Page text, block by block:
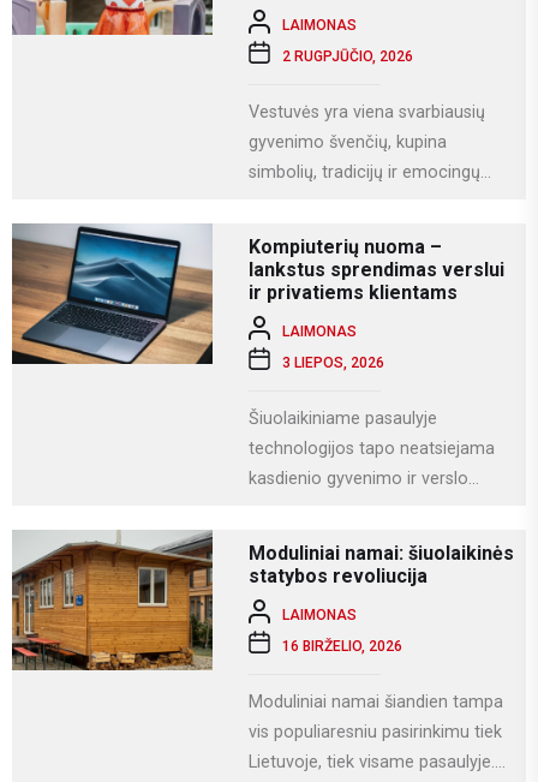
LAIMONAS
2 RUGPJŪČIO, 2026
Vestuvės yra viena svarbiausių
gyvenimo švenčių, kupina
simbolių, tradicijų ir emocingų
vestuvių...
Kompiuterių nuoma –
lankstus sprendimas verslui
ir privatiems klientams
LAIMONAS
3 LIEPOS, 2026
Šiuolaikiniame pasaulyje
technologijos tapo neatsiejama
kasdienio gyvenimo ir verslo
komunikacijai ir įvairioms
specializuotoms užduotims...
Moduliniai namai: šiuolaikinės
statybos revoliucija
LAIMONAS
16 BIRŽELIO, 2026
Moduliniai namai šiandien tampa
vis populiaresniu pasirinkimu tiek
Lietuvoje, tiek visame pasaulyje.